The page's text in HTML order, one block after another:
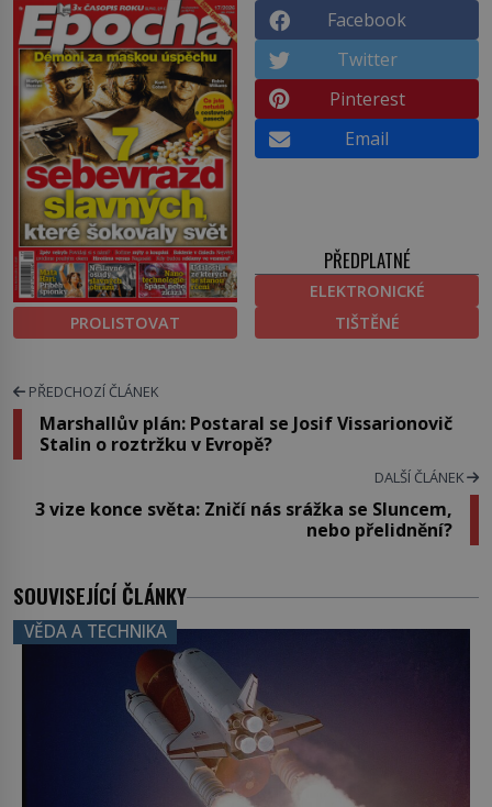
PROLISTOVAT
Facebook
Twitter
Pinterest
Email
PŘEDPLATNÉ
ELEKTRONICKÉ
TIŠTĚNÉ
PŘEDCHOZÍ ČLÁNEK
Marshallův plán: Postaral se Josif Vissarionovič
Stalin o roztržku v Evropě?
DALŠÍ ČLÁNEK
3 vize konce světa: Zničí nás srážka se Sluncem,
nebo přelidnění?
SOUVISEJÍCÍ ČLÁNKY
VĚDA A TECHNIKA